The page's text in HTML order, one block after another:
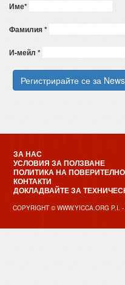
Име*
Фамилия*
И-мейл *
ЗА НАС
УСЛОВИЯ ЗА ПОЛЗВАНЕ
ПОЛИТИКА НА
КОНТАКТИ
ДОКЛАДВАЙТЕ ЗА
COPYRIGHT © WWW.YICCA.ORG P.I.